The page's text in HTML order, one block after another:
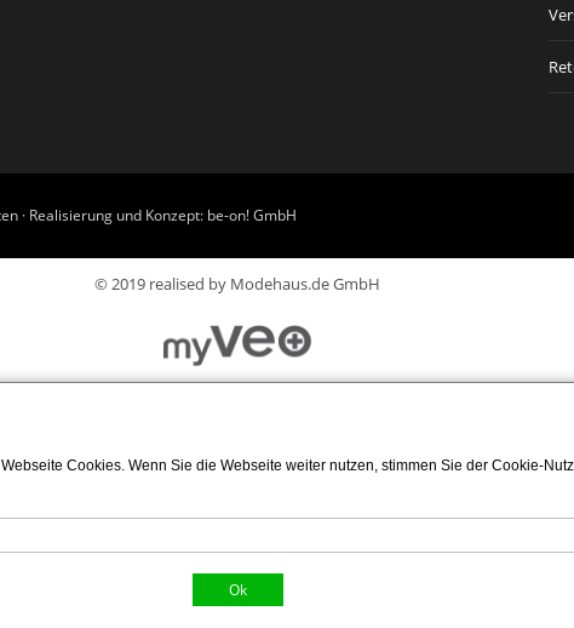
· Realisierung und Konzept: be-on! GmbH
© 2019 realised by Modehaus.de GmbH
Cookies. Wenn Sie die Webseite weiter nutzen, stimmen Sie der Cookie-
Ok